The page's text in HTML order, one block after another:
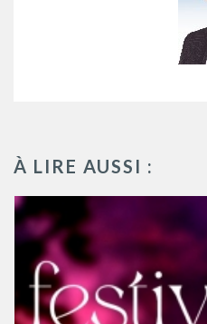
À LIRE AUSSI :